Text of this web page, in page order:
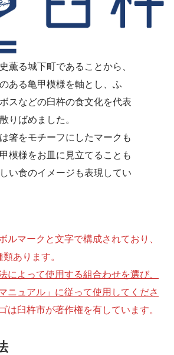
薫る城下町であることから、
ある亀甲模様を軸とし、ふ
スなどの臼杵の食文化を代表
りばめました。
箸をモチーフにしたマークも
模様をお皿に見立てることも
い食のイメージも表現してい
ルマークと文字で構成されており、
あります。
によって使用する組合わせを選び、
ニュアル」に従って使用してくださ
は臼杵市が著作権を有しています。